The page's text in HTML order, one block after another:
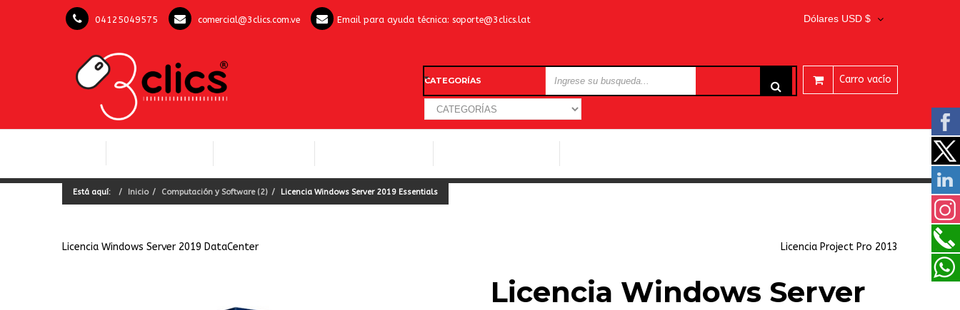
04125049575 comercial@3clics.com.ve Email para ayuda técnica: soporte@3clics.lat Dólares USD $
Carro vacío
CATEGORÍAS
Está aquí: Inicio Computación y Software (2) Licencia Windows Server 2019 Essentials
Licencia Windows Server 2019 DataCenter Licencia Project Pro 2013
Licencia Windows Server